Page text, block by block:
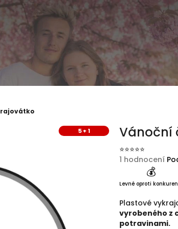
5 + 1 Vánoční
Průměrné
1 hodnocení
💰
Levné oproti
Plastové
vyrobeného z
potravinami.